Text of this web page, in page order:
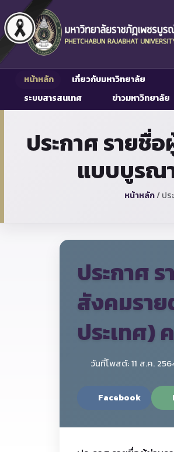
หน้าหลัก เกี่ยวกับมหาวิทยาลัย
ระบบสารสนเทศ
ข่าวมหาวิทยาลัย
ประกาศ รายชื่
แบบบูรณ
หน้าหลัก/ปร
ประกาศ
สังคมรา
ประเทศ)
วันที่โพสต์: 11 ส.ค.
Facebook